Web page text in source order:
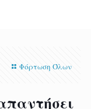
Φόρτωση Όλων